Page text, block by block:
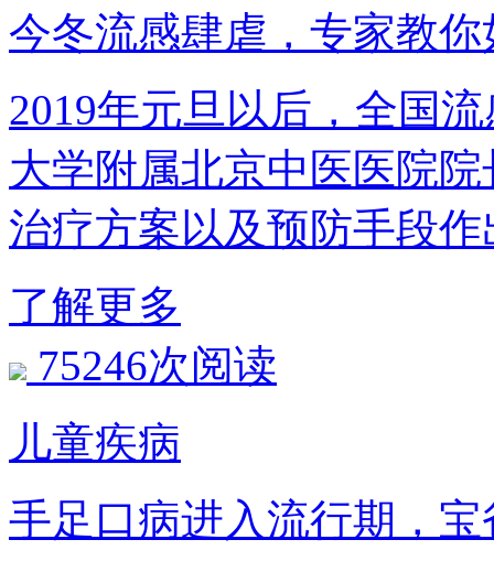
今冬流感肆虐，专家教
2019年元旦以后，全国
大学附属北京中医医院
治疗方案以及预防手段
了解更多
75246次阅读
儿童疾病
手足口病进入流行期，